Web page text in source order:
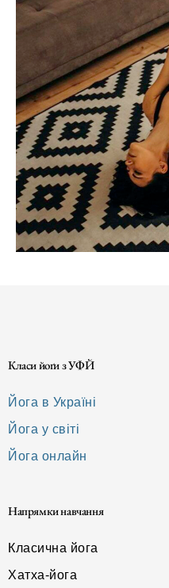
Класи йоґи з УФЙ
Йога в Україні
Йога у світі
Йога онлайн
Напрямки навчання
Класична йога
Хатха-йога